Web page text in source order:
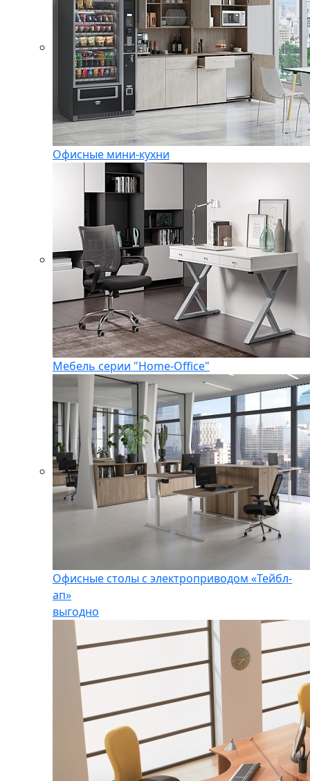
Офисные мини-кухни
Мебель серии "Home-Office"
Офисные столы с электроприводом «Тейбл-
ап»
выгодно